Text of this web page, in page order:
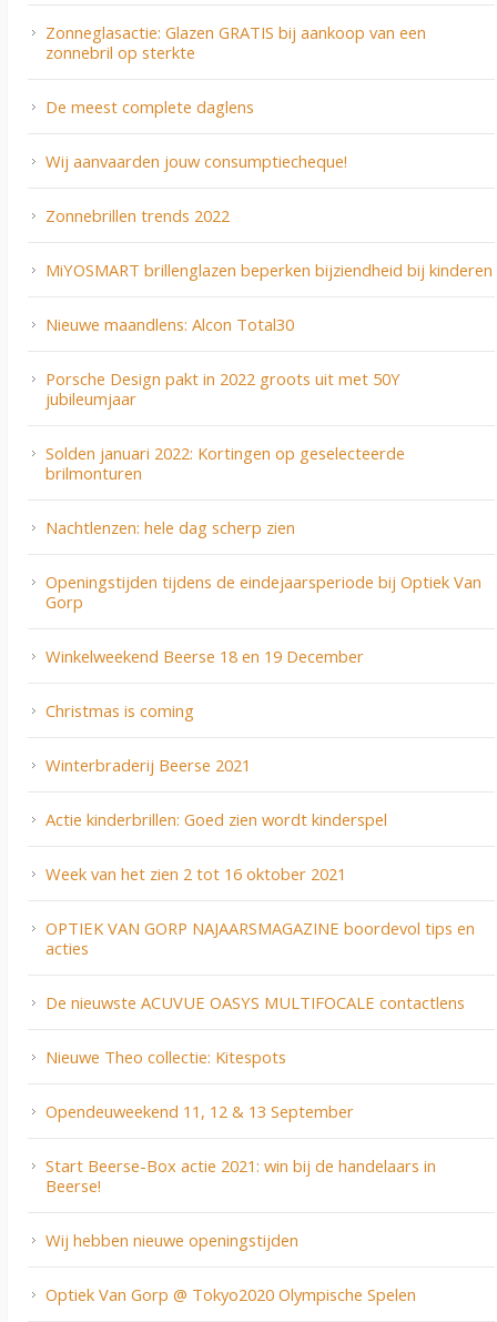
Zonneglasactie: Glazen GRATIS bij aankoop van een
zonnebril op sterkte
De meest complete daglens
Wij aanvaarden jouw consumptiecheque!
Zonnebrillen trends 2022
MiYOSMART brillenglazen beperken bijziendheid bij kinderen
Nieuwe maandlens: Alcon Total30
Porsche Design pakt in 2022 groots uit met 50Y
jubileumjaar
Solden januari 2022: Kortingen op geselecteerde
brilmonturen
Nachtlenzen: hele dag scherp zien
Openingstijden tijdens de eindejaarsperiode bij Optiek Van
Gorp
Winkelweekend Beerse 18 en 19 December
Christmas is coming
Winterbraderij Beerse 2021
Actie kinderbrillen: Goed zien wordt kinderspel
Week van het zien 2 tot 16 oktober 2021
OPTIEK VAN GORP NAJAARSMAGAZINE boordevol tips en
acties
De nieuwste ACUVUE OASYS MULTIFOCALE contactlens
Nieuwe Theo collectie: Kitespots
Opendeuweekend 11, 12 & 13 September
Start Beerse-Box actie 2021: win bij de handelaars in
Beerse!
Wij hebben nieuwe openingstijden
Optiek Van Gorp @ Tokyo2020 Olympische Spelen